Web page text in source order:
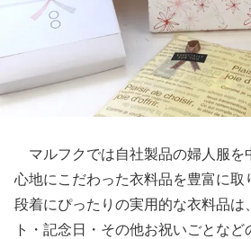
マルフクでは自社製品の婦人服を
心地にこだわった衣料品を豊富に取
段着にぴったりの実用的な衣料品は
ト・記念日・その他お祝いごとな